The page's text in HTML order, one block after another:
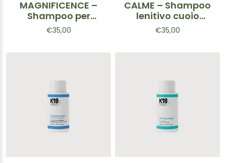
MAGNIFICENCE –
Shampoo per
capelli biondi 400
€35,00
CALME – Shampoo
lenitivo cuoio
capelluto 400 ml
€35,00